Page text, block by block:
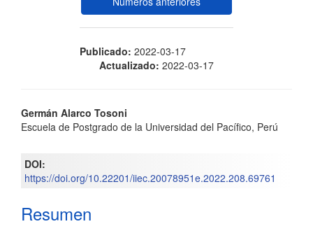
Publicado: 2022-03-17
Actualizado: 2022-03-17
Contenido
del
artículo
Germán Alarco Tosoni
Escuela de Postgrado de la Universidad del Pacífico, Perú
DOI:
https://doi.org/10.22201/iiec.20078951e.2022.208.69761
Resumen